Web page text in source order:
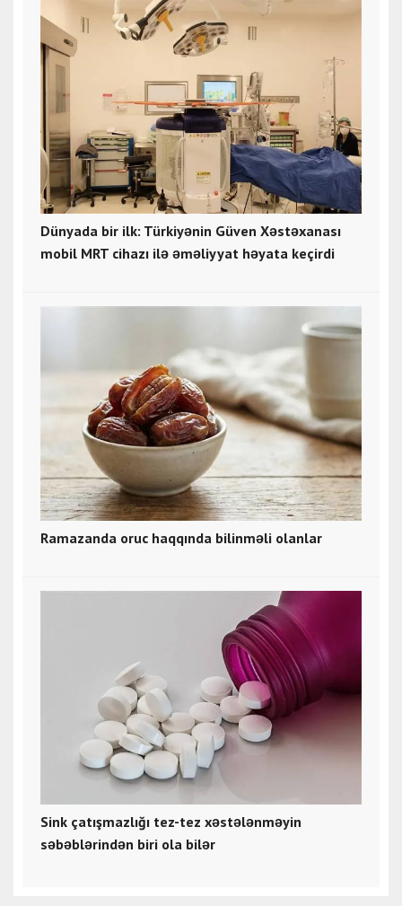
Dünyada bir ilk: Türkiyənin Güven Xəstəxanası
mobil MRT cihazı ilə əməliyyat həyata keçirdi
Ramazanda oruc haqqında bilinməli olanlar
Sink çatışmazlığı tez-tez xəstələnməyin
səbəblərindən biri ola bilər